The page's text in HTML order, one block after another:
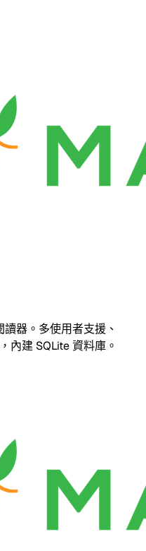
器。多使用者支援、
內建 SQLite 資料庫。